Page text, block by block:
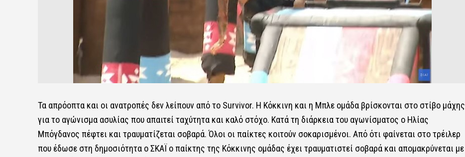
Τα απρόοπτα και οι ανατροπές δεν λείπουν από το Survivor. Η Κόκκινη και η Μπλε ομάδα βρίσκονται στο στίβο μάχης
για το αγώνισμα ασυλίας που απαιτεί ταχύτητα και καλό στόχο. Κατά τη διάρκεια του αγωνίσματος ο Ηλίας
Μπόγδανος πέφτει και τραυματίζεται σοβαρά. Όλοι οι παίκτες κοιτούν σοκαρισμένοι. Από ότι φαίνεται στο τρέιλερ
που έδωσε στη δημοσιότητα ο ΣΚΑΪ ο παίκτης της Κόκκινης ομάδας έχει τραυματιστεί σοβαρά και απομακρύνεται με